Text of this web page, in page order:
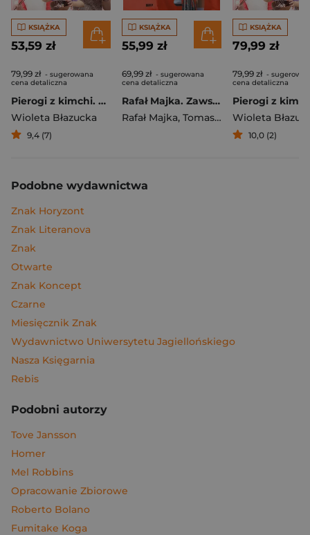
KSIĄŻKA
53,59 zł
79,99 zł - sugerowana
cena detaliczna
Pierogi z kimchi. Moje ulubione azjatyckie przepisy
Wioleta Błazucka
9,4 (7)
KSIĄŻKA
55,99 zł
69,99 zł - sugerowana
cena detaliczna
Rafał Majka. Zawsze z przodu. Rozmawia Tomasz Kalemba - książka z autografem
Rafał Majka, Tomasz Kalemba
KSIĄŻKA
79,99 zł
79,99 zł -
cena detaliczna
Wioleta
10,0 (2)
Podobne wydawnictwa
Znak Horyzont
Znak Literanova
Znak
Otwarte
Znak Koncept
Czarne
Miesięcznik Znak
Wydawnictwo Uniwersytetu Jagiellońskiego
Nasza Księgarnia
Rebis
Podobni autorzy
Tove Jansson
Homer
Mel Robbins
Opracowanie Zbiorowe
Roberto Bolano
Fumitake Koga